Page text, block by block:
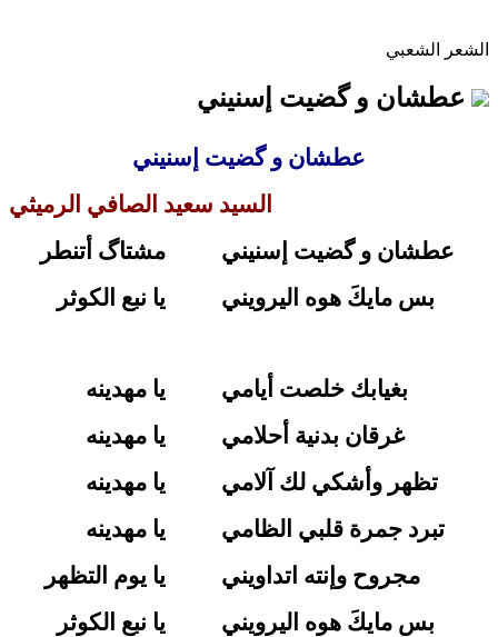
الشعر الشعبي
عطشان و گضيت إسنيني
عطشان و گضيت إسنيني
السيد سعيد الصافي الرميثي
عطشان و گضيت إسنيني
مشتاگ أتنطر
بس مايكَ هوه اليرويني
يا نبع الكوثر
بغيابك خلصت أيامي
غرقان بدنية أحلامي
تظهر وأشكي لك آلامي
تبرد جمرة قلبي الظامي
مجروح وإنته اتداويني
بس مايكَ هوه اليرويني
يا مهدينه
يا مهدينه
يا مهدينه
يا مهدينه
يا يوم التظهر
يا نبع الكوثر